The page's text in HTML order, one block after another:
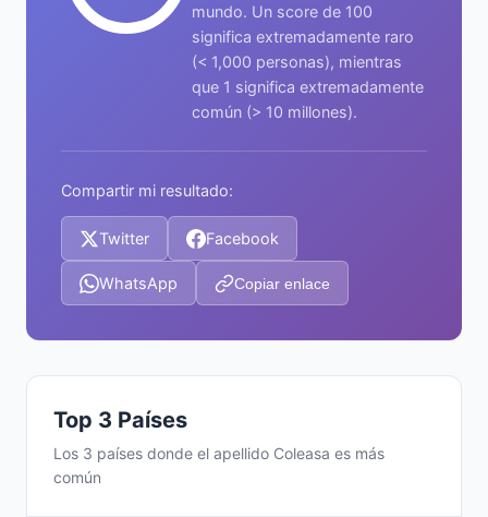
mundo. Un score de 100
significa extremadamente raro
(< 1,000 personas), mientras
que 1 significa extremadamente
común (> 10 millones).
Compartir mi resultado:
Twitter Facebook
WhatsApp Copiar enlace
Top 3 Países
Los 3 países donde el apellido Coleasa es más
común